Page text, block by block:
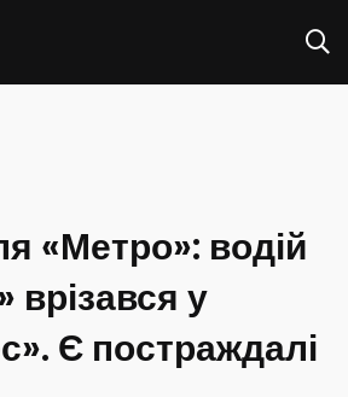
«Метро»: водій
врізався у
Є постраждалі